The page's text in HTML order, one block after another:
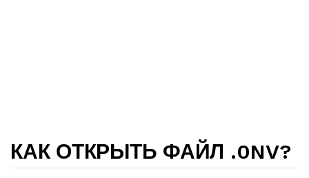
КАК ОТКРЫТЬ ФАЙЛ .0NV?